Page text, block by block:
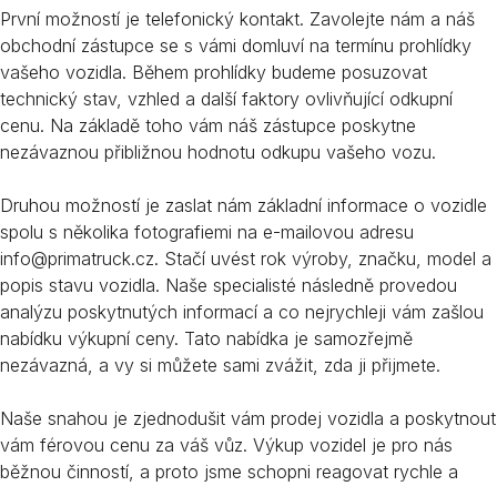
První možností je telefonický kontakt. Zavolejte nám a náš
obchodní zástupce se s vámi domluví na termínu prohlídky
vašeho vozidla. Během prohlídky budeme posuzovat
technický stav, vzhled a další faktory ovlivňující odkupní
cenu. Na základě toho vám náš zástupce poskytne
nezávaznou přibližnou hodnotu odkupu vašeho vozu.
Druhou možností je zaslat nám základní informace o vozidle
spolu s několika fotografiemi na e-mailovou adresu
info@primatruck.cz. Stačí uvést rok výroby, značku, model a
popis stavu vozidla. Naše specialisté následně provedou
analýzu poskytnutých informací a co nejrychleji vám zašlou
nabídku výkupní ceny. Tato nabídka je samozřejmě
nezávazná, a vy si můžete sami zvážit, zda ji přijmete.
Naše snahou je zjednodušit vám prodej vozidla a poskytnout
vám férovou cenu za váš vůz. Výkup vozidel je pro nás
běžnou činností, a proto jsme schopni reagovat rychle a